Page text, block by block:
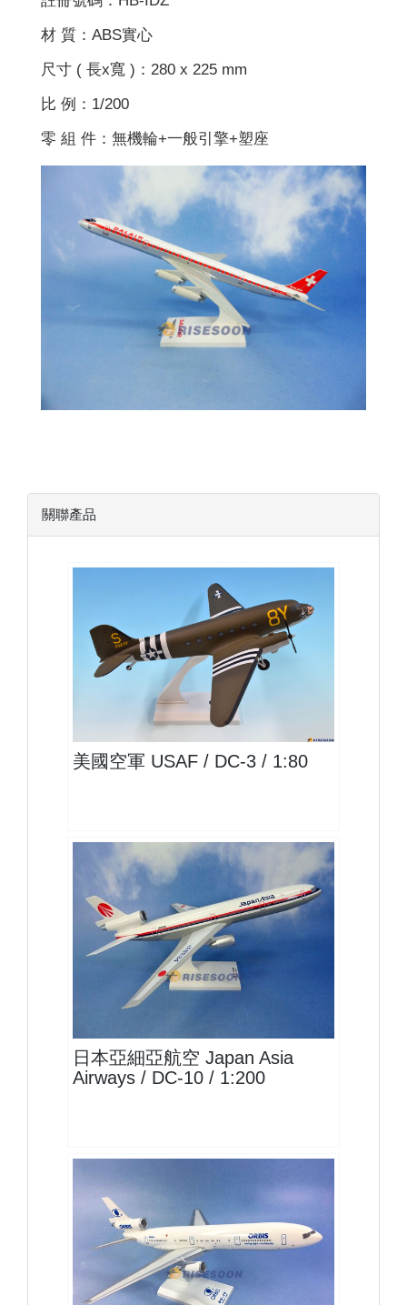
材 質：ABS實心
尺寸 ( 長x寬 )：280 x 225 mm
比 例：1/200
零 組 件：無機輪+一般引擎+塑座
關聯產品
IUS08DC03P01
美國空軍 USAF / DC-3 / 1:80
JAA20DC10P02
日本亞細亞航空 Japan Asia
Airways / DC-10 / 1:200
OBS20DC10P01